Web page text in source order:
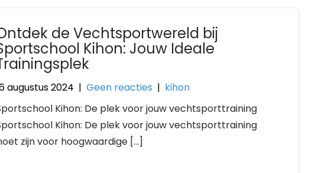
de Vechtsportwereld bij
Kihon: Jouw Ideale
augustus 2024 |Geen reacties | kihon
Kihon: De plek voor jouw vechtsporttraining
Kihon: De plek voor jouw vechtsporttraining
zijn voor hoogwaardige […]